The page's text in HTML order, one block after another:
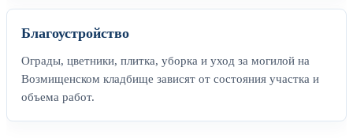
Благоустройство
Ограды, цветники, плитка, уборка и уход за могилой на
Возмищенском кладбище зависят от состояния участка и
объема работ.